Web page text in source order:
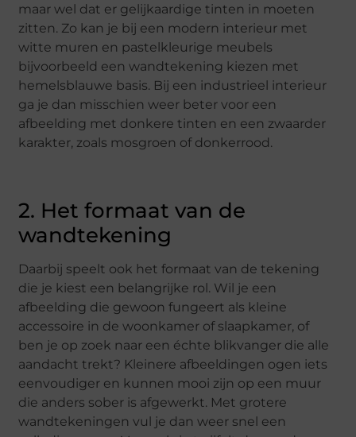
maar wel dat er gelijkaardige tinten in moeten
zitten. Zo kan je bij een modern interieur met
witte muren en pastelkleurige meubels
bijvoorbeeld een wandtekening kiezen met
hemelsblauwe basis. Bij een industrieel interieur
ga je dan misschien weer beter voor een
afbeelding met donkere tinten en een zwaarder
karakter, zoals mosgroen of donkerrood.
2. Het formaat van de
wandtekening
Daarbij speelt ook het formaat van de tekening
die je kiest een belangrijke rol. Wil je een
afbeelding die gewoon fungeert als kleine
accessoire in de woonkamer of slaapkamer, of
ben je op zoek naar een échte blikvanger die alle
aandacht trekt? Kleinere afbeeldingen ogen iets
eenvoudiger en kunnen mooi zijn op een muur
die anders sober is afgewerkt. Met grotere
wandtekeningen vul je dan weer snel een